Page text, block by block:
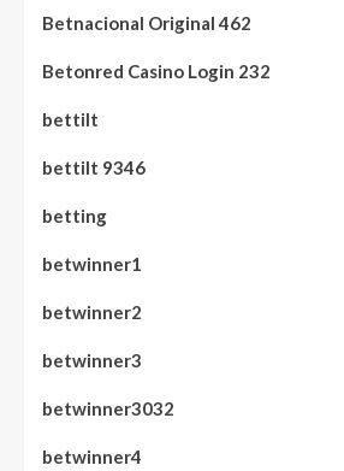
Betnacional Original 462
Betonred Casino Login 232
bettilt
bettilt 9346
betting
betwinner1
betwinner2
betwinner3
betwinner3032
betwinner4